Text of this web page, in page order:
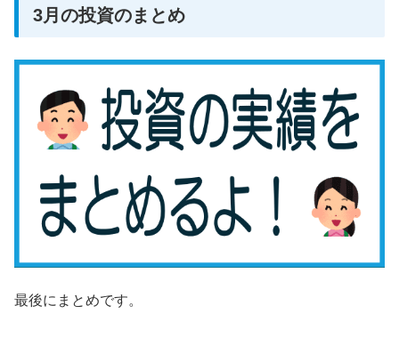
3月の投資のまとめ
最後にまとめです。